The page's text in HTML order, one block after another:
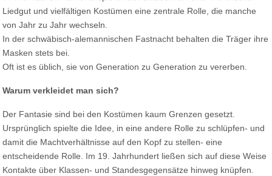
Liedgut und vielfältigen Kostümen eine zentrale Rolle, die manche
von Jahr zu Jahr wechseln.
In der schwäbisch-alemannischen Fastnacht behalten die Träger ihre
Masken stets bei.
Oft ist es üblich, sie von Generation zu Generation zu vererben.
Warum verkleidet man sich?
Der Fantasie sind bei den Kostümen kaum Grenzen gesetzt.
Ursprünglich spielte die Idee, in eine andere Rolle zu schlüpfen- und
damit die Machtverhältnisse auf den Kopf zu stellen- eine
entscheidende Rolle. Im 19. Jahrhundert ließen sich auf diese Weise
Kontakte über Klassen- und Standesgegensätze hinweg knüpfen.